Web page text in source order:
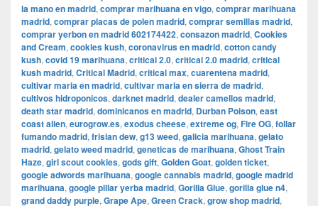
la mano en madrid, comprar marihuana en vigo, comprar marihuana
madrid, comprar placas de polen madrid, comprar semillas madrid,
comprar yerbon en madrid 602174422, consazon madrid, Cookies
and Cream, cookies kush, coronavirus en madrid, cotton candy
kush, covid 19 marihuana, critical 2.0, critical 2.0 madrid, critical
kush madrid, Critical Madrid, critical max, cuarentena madrid,
cultivar maria en madrid, cultivar maria en sierra de madrid,
cultivos hidroponicos, darknet madrid, dealer camellos madrid,
death star madrid, dominicanos en madrid, Durban Poison, east
coast alien, eurogrow.es, exodus cheese, extreme og, Fire OG, follar
fumando madrid, frisian dew, g13 weed, galicia marihuana, gelato
madrid, gelato weed madrid, geneticas de marihuana, Ghost Train
Haze, girl scout cookies, gods gift, Golden Goat, golden ticket,
google adwords marihuana, google cannabis madrid, google madrid
marihuana, google pillar yerba madrid, Gorilla Glue, gorilla glue n4,
grand daddy purple, Grape Ape, Green Crack, grow shop madrid,